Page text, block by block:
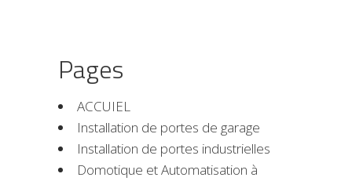
Pages
ACCUIEL
Installation de portes de garage
Installation de portes industrielles
Domotique et Automatisation à